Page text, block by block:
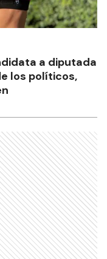
a diputada
los políticos,